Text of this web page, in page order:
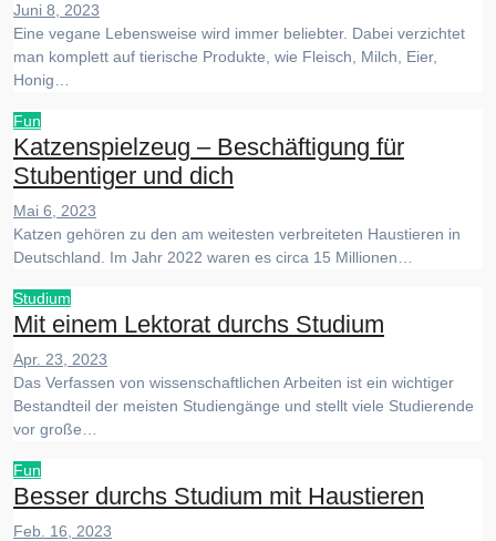
Juni 8, 2023
Eine vegane Lebensweise wird immer beliebter. Dabei verzichtet
man komplett auf tierische Produkte, wie Fleisch, Milch, Eier,
Honig…
Fun
Katzenspielzeug – Beschäftigung für
Stubentiger und dich
Mai 6, 2023
Katzen gehören zu den am weitesten verbreiteten Haustieren in
Deutschland. Im Jahr 2022 waren es circa 15 Millionen…
Studium
Mit einem Lektorat durchs Studium
Apr. 23, 2023
Das Verfassen von wissenschaftlichen Arbeiten ist ein wichtiger
Bestandteil der meisten Studiengänge und stellt viele Studierende
vor große…
Fun
Besser durchs Studium mit Haustieren
Feb. 16, 2023